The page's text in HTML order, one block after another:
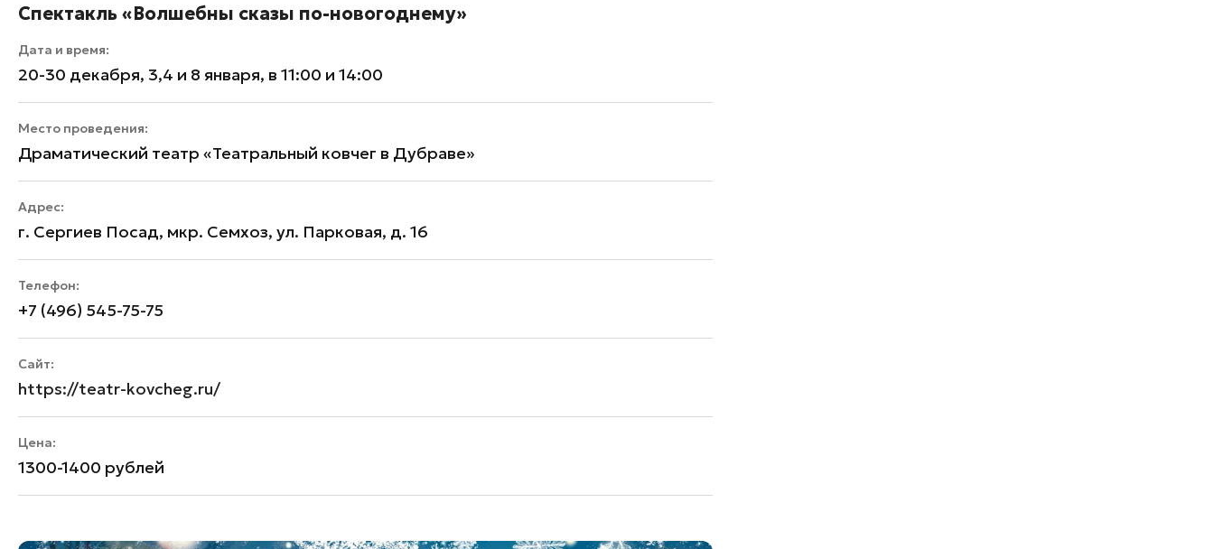
Спектакль «Волшебны сказы по-новогоднему»
Дата и время:
20-30 декабря, 3,4 и 8 января, в 11:00 и 14:00
Место проведения:
Драматический театр «Театральный ковчег в Дубраве»
Адрес:
г. Сергиев Посад, мкр. Семхоз, ул. Парковая, д. 16
Телефон:
+7 (496) 545-75-75
Сайт:
https://teatr-kovcheg.ru/
Цена:
1300-1400 рублей